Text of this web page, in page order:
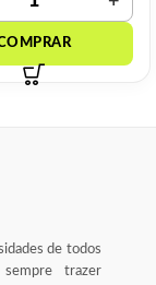
de todos
trazer